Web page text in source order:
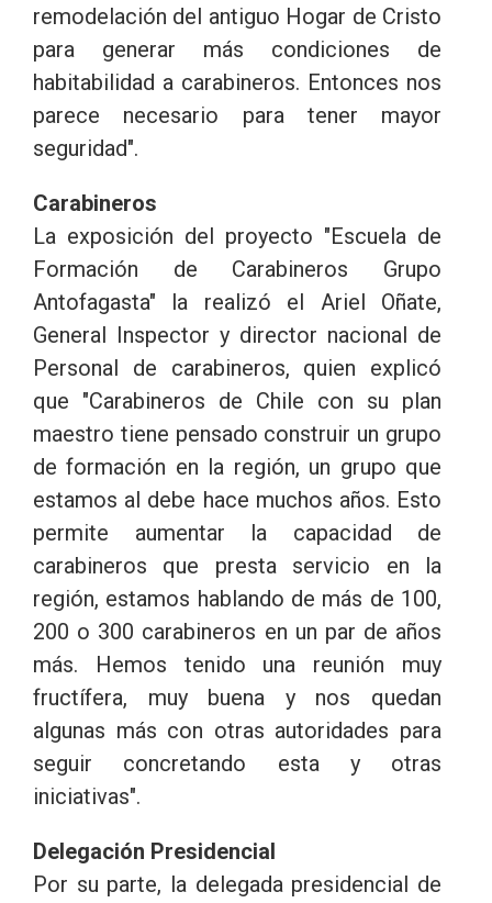
remodelación del antiguo Hogar de Cristo
para generar más condiciones de
habitabilidad a carabineros. Entonces nos
parece necesario para tener mayor
seguridad".
Carabineros
La exposición del proyecto "Escuela de
Formación de Carabineros Grupo
Antofagasta" la realizó el Ariel Oñate,
General Inspector y director nacional de
Personal de carabineros, quien explicó
que "Carabineros de Chile con su plan
maestro tiene pensado construir un grupo
de formación en la región, un grupo que
estamos al debe hace muchos años. Esto
permite aumentar la capacidad de
carabineros que presta servicio en la
región, estamos hablando de más de 100,
200 o 300 carabineros en un par de años
más. Hemos tenido una reunión muy
fructífera, muy buena y nos quedan
algunas más con otras autoridades para
seguir concretando esta y otras
iniciativas".
Delegación Presidencial
Por su parte, la delegada presidencial de